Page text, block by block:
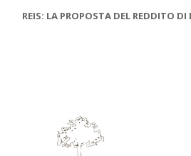
REIS: LA PROPOSTA DEL REDDITO